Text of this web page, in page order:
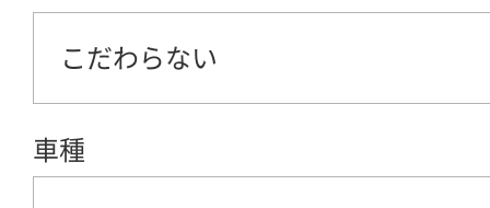
こだわらない
車種